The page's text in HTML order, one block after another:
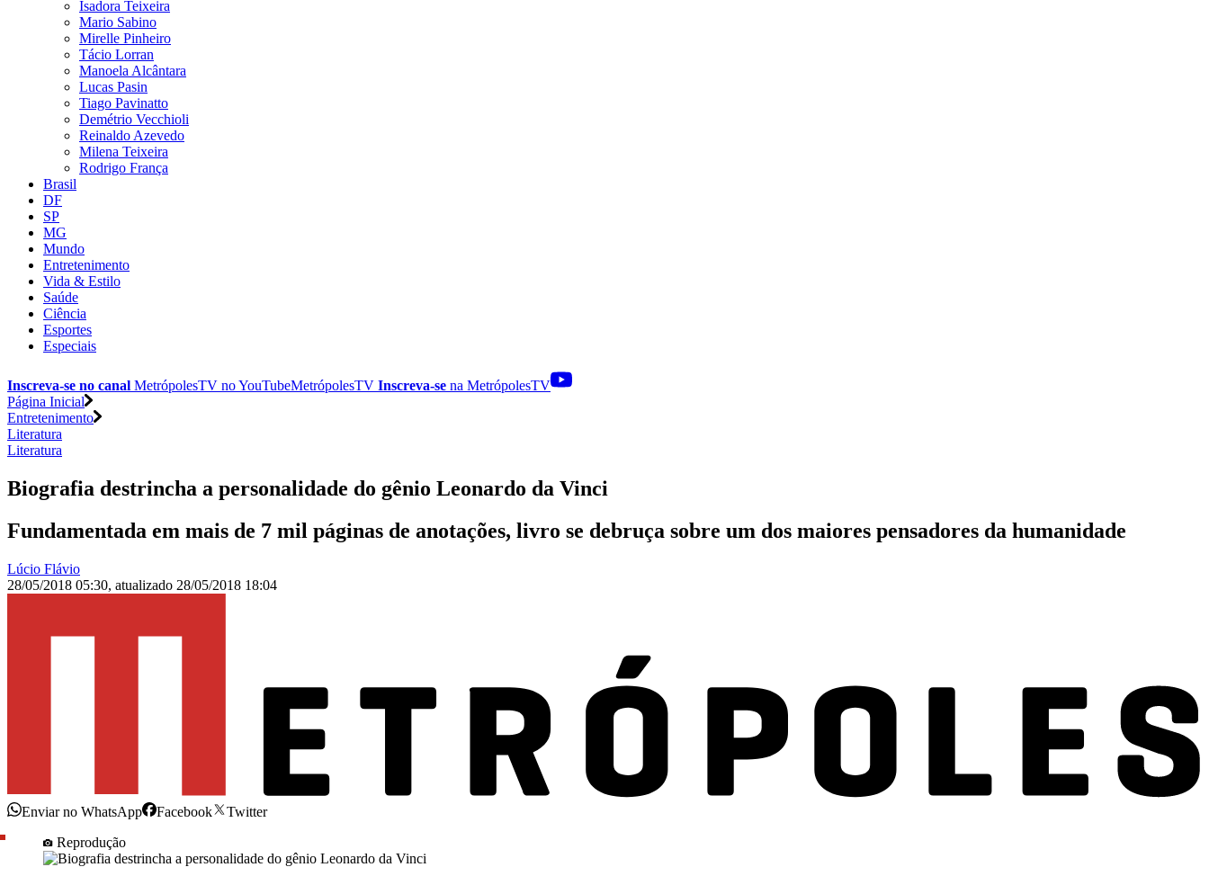
Isadora Teixeira
Mario Sabino
Mirelle Pinheiro
Tácio Lorran
Manoela Alcântara
Lucas Pasin
Tiago Pavinatto
Demétrio Vecchioli
Reinaldo Azevedo
Milena Teixeira
Rodrigo França
Brasil
DF
SP
MG
Mundo
Entretenimento
Vida & Estilo
Saúde
Ciência
Esportes
Especiais
Inscreva-se no canal MetrópolesTV noYouTubeMetrópolesTV Inscreva-se na MetrópolesTV
Página Inicial
Entretenimento
Literatura
Literatura
Biografia destrincha a personalidade do gênio Leonardo da Vinci
Fundamentada em mais de 7 mil páginas de anotações, livro se debruça sobre um dos maiores pensadores da humanidade
Lúcio Flávio
28/05/2018 05:30, atualizado 28/05/2018 18:04
Enviar no WhatsApp Facebook
Twitter
Reprodução